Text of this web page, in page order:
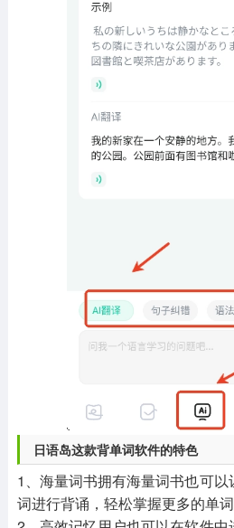
日语岛这款背单词软件的特色
1、海量词书拥有海量词书也可
词进行背诵，轻松掌握更多的单词